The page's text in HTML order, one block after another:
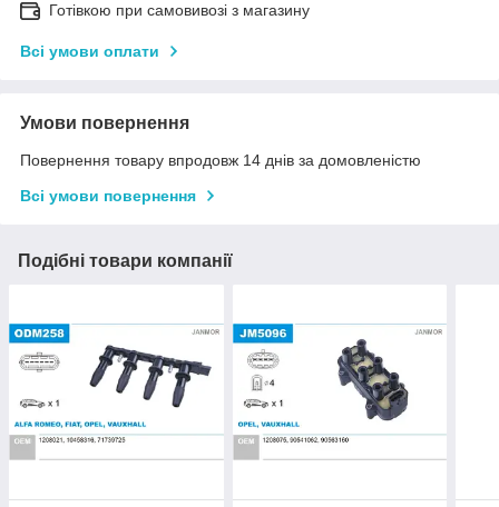
Готівкою при самовивозі з магазину
Всі умови оплати
Умови повернення
Повернення товару впродовж 14 днів за домовленістю
Всі умови повернення
Подібні товари компанії